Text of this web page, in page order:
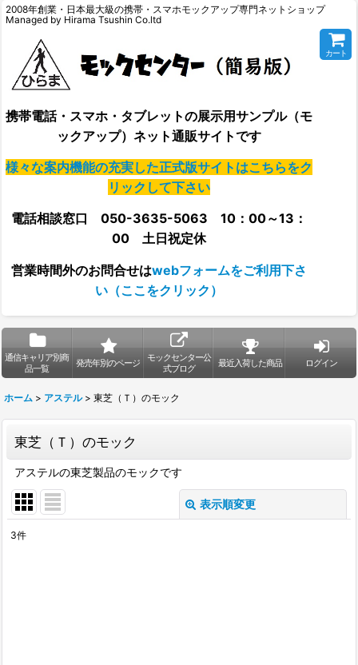
2008年創業・日本最大級の携帯・スマホモックアップ専門ネットショップ
Managed by Hirama Tsushin Co.ltd
携帯電話・スマホ・タブレットの展示用サンプル（モ
ックアップ）ネット通販サイトです
様々な案内機能の充実した正式版サイトはこちらをク
リックして下さい
電話相談窓口 050-3635-5063 10：00～13：
00 土日祝定休
営業時間外のお問合せはwebフォームをご利用下さ
い（ここをクリック）
カート
通信キャリア別商
品一覧
発売年別のページ
モックセンター公
式ブログ
最近入荷した商品 ログイン
ホーム > アステル > 東芝（Ｔ）のモック
東芝（Ｔ）のモック
アステルの東芝製品のモックです
表示順変更
3件